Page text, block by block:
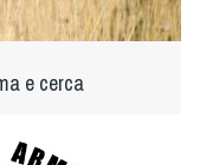
e cerca